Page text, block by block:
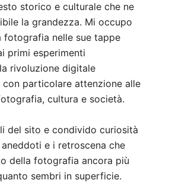
storico e culturale che ne
la grandezza. Mi occupo
fotografia nelle sue tappe
primi esperimenti
rivoluzione digitale
con particolare attenzione alle
cultura e società.
del sito e condivido curiosità
e i retroscena che
della fotografia ancora più
sembri in superficie.